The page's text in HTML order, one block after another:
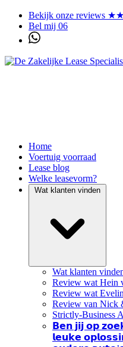
Bekijk onze reviews
Bel mij 06
Home
Voertuig voorraad
Lease blog
Welke leasevorm?
Wat klanten vinden
Wat klanten
Review wat Hein
Review wat
Review van Nick
Strictly-Business
𝗕𝗲𝗻 𝗷𝗶𝗷 𝗼𝗽
𝗹𝗲𝘂𝗸𝗲